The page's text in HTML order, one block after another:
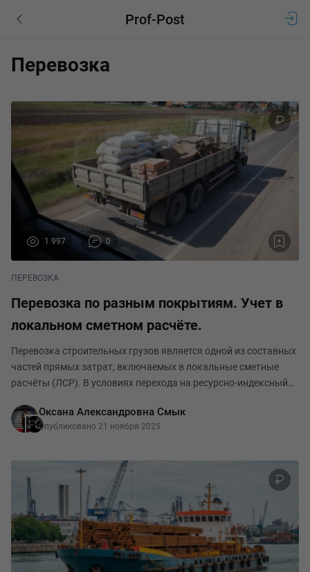
Prof-Post
Перевозка
1 997 0
ПЕРЕВОЗКА
Перевозка по разным покрытиям. Учет в
локальном сметном расчёте.
Перевозка строительных грузов является одной из составных
частей прямых затрат, включаемых в локальные сметные
расчёты (ЛСР). В условиях перехода на ресурсно-индексный
определение стоимости перевозки с учётом
Оксана Александровна Смык
Опубликовано 21 ноября 2025